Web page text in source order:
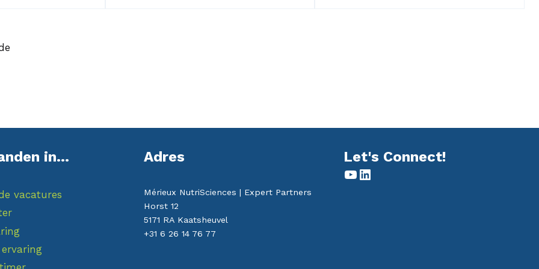
in...
vacatures
Adres
Mérieux NutriSciences | Expert Partners
Horst 12
5171 RA Kaatsheuvel
+31 6 26 14 76 77
Let's Connect!
YouTube
LinkedIn